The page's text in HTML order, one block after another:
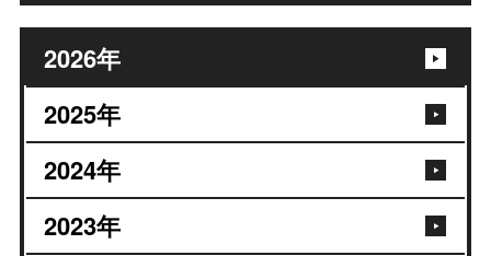
2026年
2025年
2024年
2023年